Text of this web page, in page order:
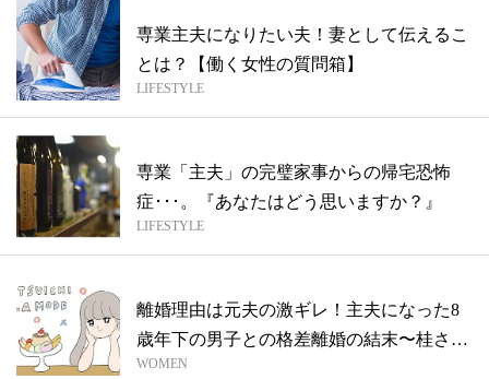
専業主夫になりたい夫！妻として伝えるこ
とは？【働く女性の質問箱】
LIFESTYLE
専業「主夫」の完璧家事からの帰宅恐怖
症･･･。『あなたはどう思いますか？』
LIFESTYLE
離婚理由は元夫の激ギレ！主夫になった8
歳年下の男子との格差離婚の結末〜桂さん
の場...
WOMEN